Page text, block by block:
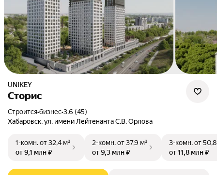
UNIKEY
Сторис
Строится•бизнес•3.6 (45)
Хабаровск, ул. имени Лейтенанта С.В. Орлова
1-комн.от 32,4 м²
от 9,1 млн ₽
2-комн.от 37,9 м²
от 9,3 млн ₽
3-комн.от
от 11,8 млн ₽